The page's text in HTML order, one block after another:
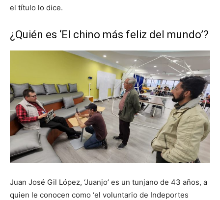
el título lo dice.
¿Quién es ‘El chino más feliz del mundo’?
Juan José Gil López, ‘Juanjo’ es un tunjano de 43 años, a
quien le conocen como ‘el voluntario de Indeportes